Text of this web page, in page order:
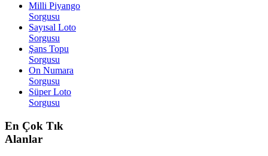
Milli Piyango
Sorgusu
Sayısal Loto
Sorgusu
Şans Topu
Sorgusu
On Numara
Sorgusu
Süper Loto
Sorgusu
En Çok Tık
Alanlar